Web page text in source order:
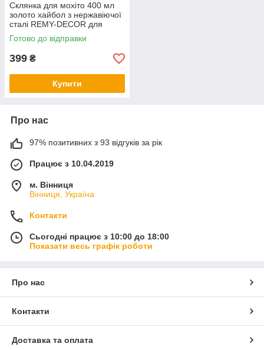
Склянка для мохіто 400 мл
золото хайбол з нержавіючої
сталі REMY-DECOR для
охолоджених напоїв
Готово до відправки
399 ₴
Купити
Про нас
97% позитивних з 93 відгуків за рік
Працює з 10.04.2019
м. Вінниця
Вінниця, Україна
Контакти
Сьогодні працює з 10:00 до 18:00
Показати весь графік роботи
Про нас
Контакти
Доставка та оплата